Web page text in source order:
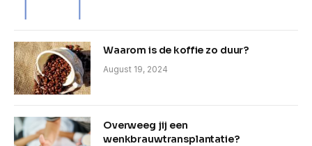
Waarom is de koffie zo duur?
August 19, 2024
Overweeg jij een
wenkbrauwtransplantatie?